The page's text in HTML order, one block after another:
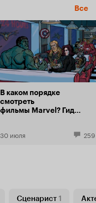
Все
В каком порядке
смотреть
фильмы Marvel? Гид
франшизе
30 июля 259
Сценарист 1